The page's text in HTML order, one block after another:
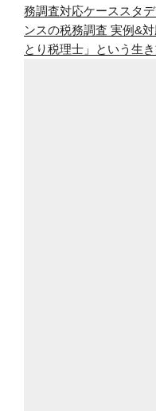
務調査対応ケーススタデ
ンスの税務調査 実例&
とり税理士」という生